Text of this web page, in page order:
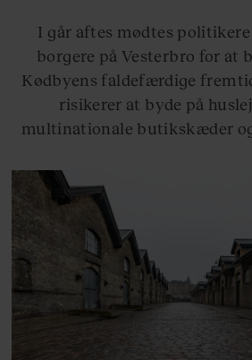
I går aftes mødtes
borgere på Vesterbro for at
Kødbyens faldefærdige
risikerer at byde på
multinationale butikskæder